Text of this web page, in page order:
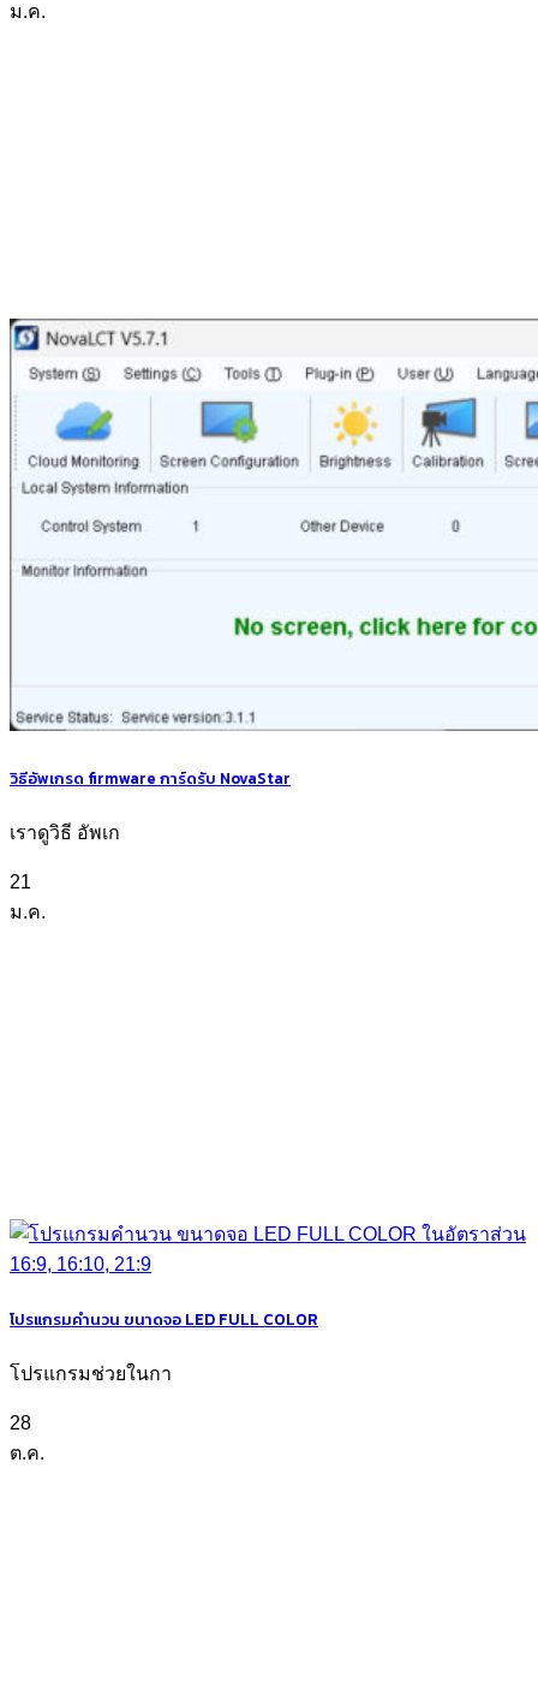
ม.ค.
วิธีอัพเกรด firmware การ์ดรับ NovaStar
เราดูวิธี อัพเก
21
ม.ค.
โปรแกรมคำนวน ขนาดจอ LED FULL COLOR
โปรแกรมช่วยในกา
28
ต.ค.